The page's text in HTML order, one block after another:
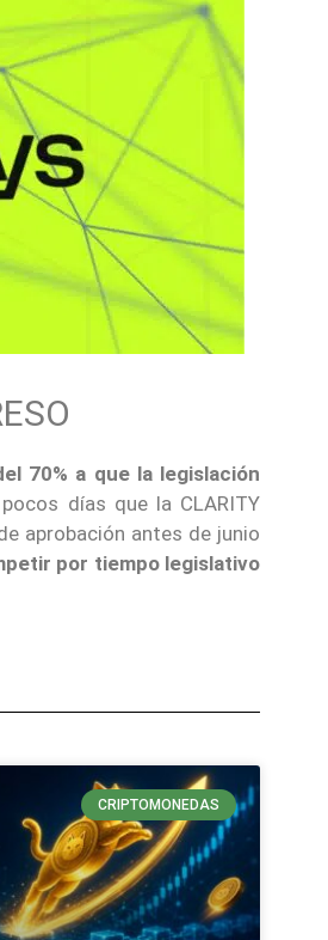
70% a que la legislación
días que la CLARITY
aprobación antes de junio
por tiempo legislativo
CRIPTOMONEDAS